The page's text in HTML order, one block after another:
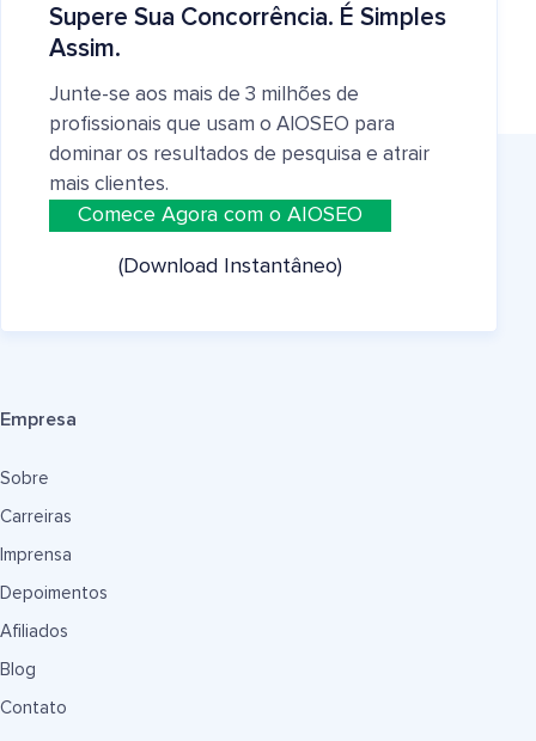
Supere Sua Concorrência. É Simples
Assim.
Junte-se aos mais de 3 milhões de
profissionais que usam o AIOSEO para
dominar os resultados de pesquisa e atrair
mais clientes.
Comece Agora com o AIOSEO
(Download Instantâneo)
Empresa
Sobre
Carreiras
Imprensa
Depoimentos
Afiliados
Blog
Contato